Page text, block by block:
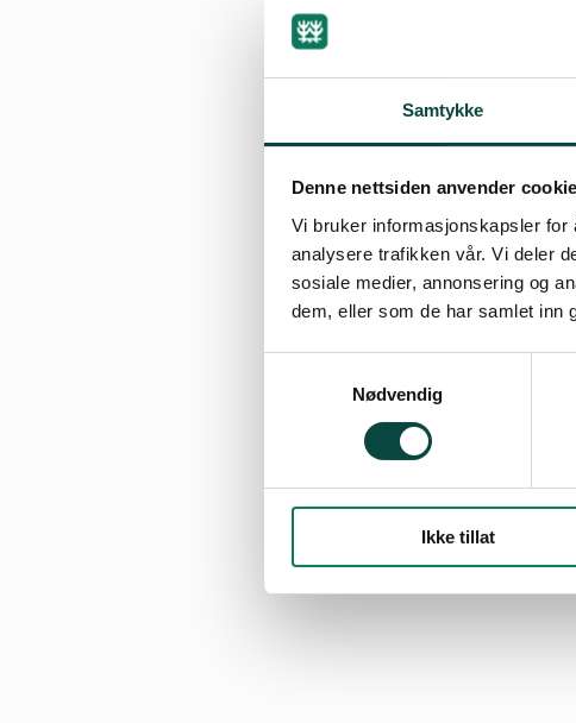
Samtykke
Denne nettsiden anvender
Vi bruker informasjonskapsler for
analysere trafikken vår. Vi deler
sosiale medier, annonsering og
dem, eller som de har samlet inn
Nødvendig
Ikke tillat